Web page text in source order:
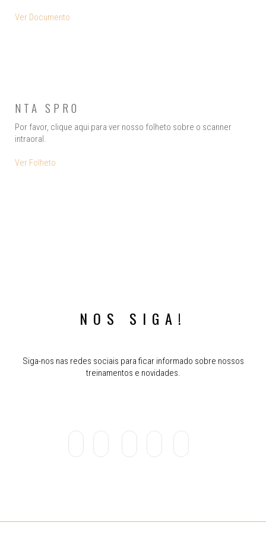
Ver Documento
NTA SPRO
Por favor, clique aqui para ver nosso folheto sobre o scanner
intraoral.
Ver Folheto
NOS SIGA!
Siga-nos nas redes sociais para ficar informado sobre nossos
treinamentos e novidades.